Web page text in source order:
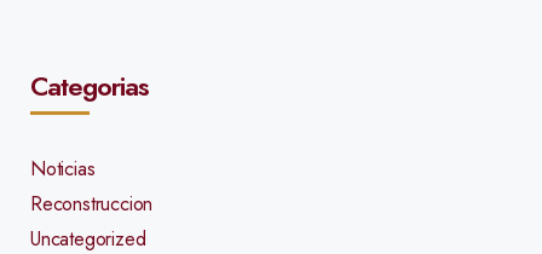
Categorias
Noticias
Reconstruccion
Uncategorized